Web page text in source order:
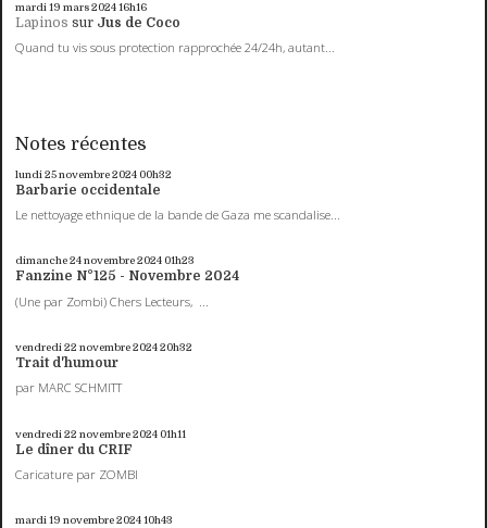
mardi 19 mars 202416h16
Lapinos sur Jus de Coco
Quand tu vis sous protection rapprochée 24/24h, autant...
Notes récentes
lundi 25novembre 2024 00h32
Barbarie occidentale
Le nettoyage ethnique de la bande de Gaza me scandalise...
dimanche 24novembre 2024 01h23
Fanzine N°125 - Novembre 2024
(Une par Zombi) Chers Lecteurs, ...
vendredi 22 novembre 202420h32
Trait d'humour
par MARC SCHMITT
vendredi 22 novembre 2024 01h11
Le dîner du CRIF
Caricature par ZOMBI
mardi 19 novembre 202410h43